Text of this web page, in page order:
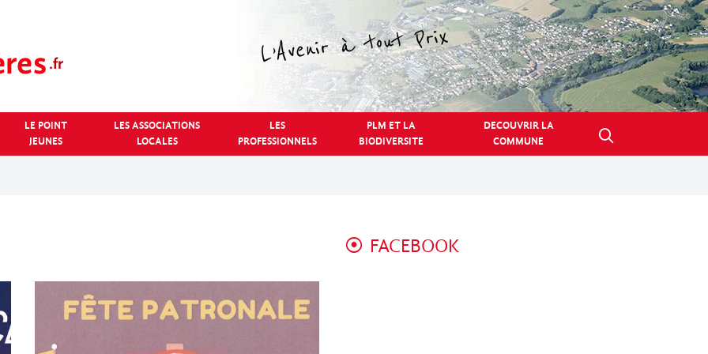
LE POINT
JEUNES
LES ASSOCIATIONS
LOCALES
LES
PROFESSIONNELS
PLM ET LA
BIODIVERSITE
DECOUVRIR LA
COMMUNE
FACEBOOK